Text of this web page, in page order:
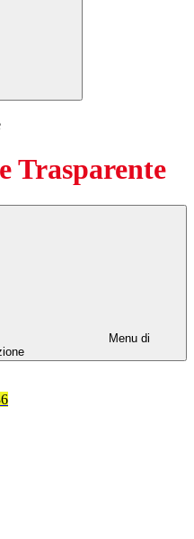
Trasparente
Menu di